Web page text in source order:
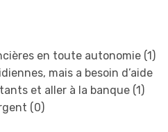
en toute autonomie (1)
mais a besoin d’aide
et aller à la banque (1)
(0)